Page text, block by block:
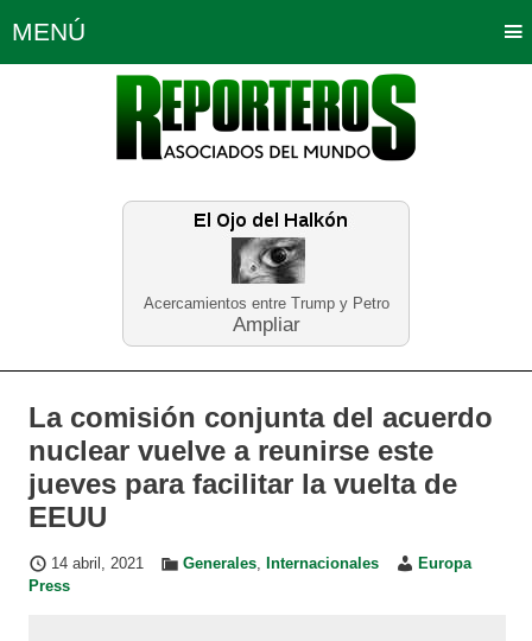
Acercamientos entre Trump y Petro
Ampliar
MENÚ
Política Opinión Bogotá
Planeta Tierra Deportes
Educación Neira
La comisión conjunta del acuerdo
nuclear vuelve a reunirse este
jueves para facilitar la vuelta de
EEUU
14 abril, 2021 Generales, Internacionales
Europa
Press